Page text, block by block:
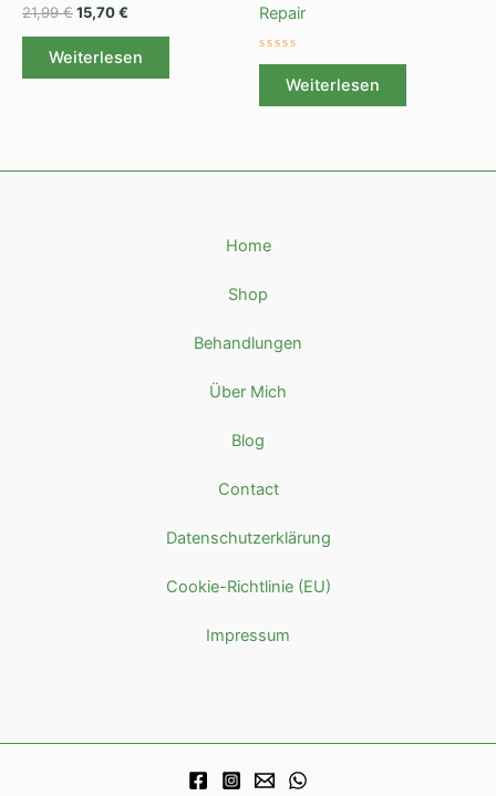
Bewertet
mit
0
von
21,99€15,70€
Weiterlesen
Repair
Bewertet
Weiterlesen
Home
Shop
Behandlungen
Über Mich
Blog
Contact
Datenschutzerklärung
Cookie-Richtlinie (EU)
Impressum